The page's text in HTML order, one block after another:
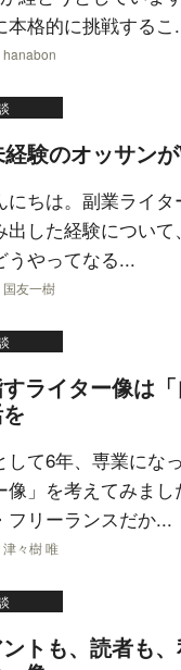
本格的に挑戦するこ
験のオッサン
にちは。副業ライ
出した経験につい
うやってなる...
友一樹
ライター像は
して6年、専業にな
像」を考えてみま
フリーランスだか...
々樹 唯
トも、読者も